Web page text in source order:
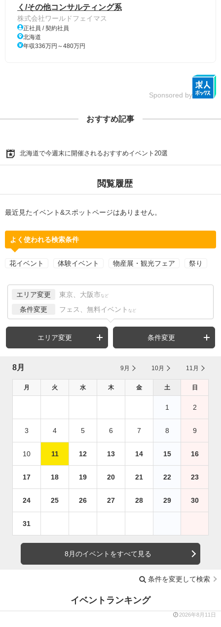
く/その他コンサルティング系
株式会社ワールドフェイマス
正社員 / 契約社員
北海道
年収336万円～480万円
Sponsored by
おすすめ記事
北海道で今週末に開催されるおすすめイベント20選
閲覧履歴
最近見たイベント&スポットページはありません。
よく使われる検索条件
花イベント 体験イベント 物産展・観光フェア 祭り
エリア変更 東京、大阪市 など
条件変更 フェス、無料イベント など
エリア変更 条件変更
8月 9月 10月 11月
月 火 水 木 金 土 日
1 2
3 4 5 6 7 8 9
10 11 12 13 14 15 16
17 18 19 20 21 22 23
24 25 26 27 28 29 30
31
8月のイベントをすべて見る
条件を変更して検索
イベントランキング
2026年8月11日